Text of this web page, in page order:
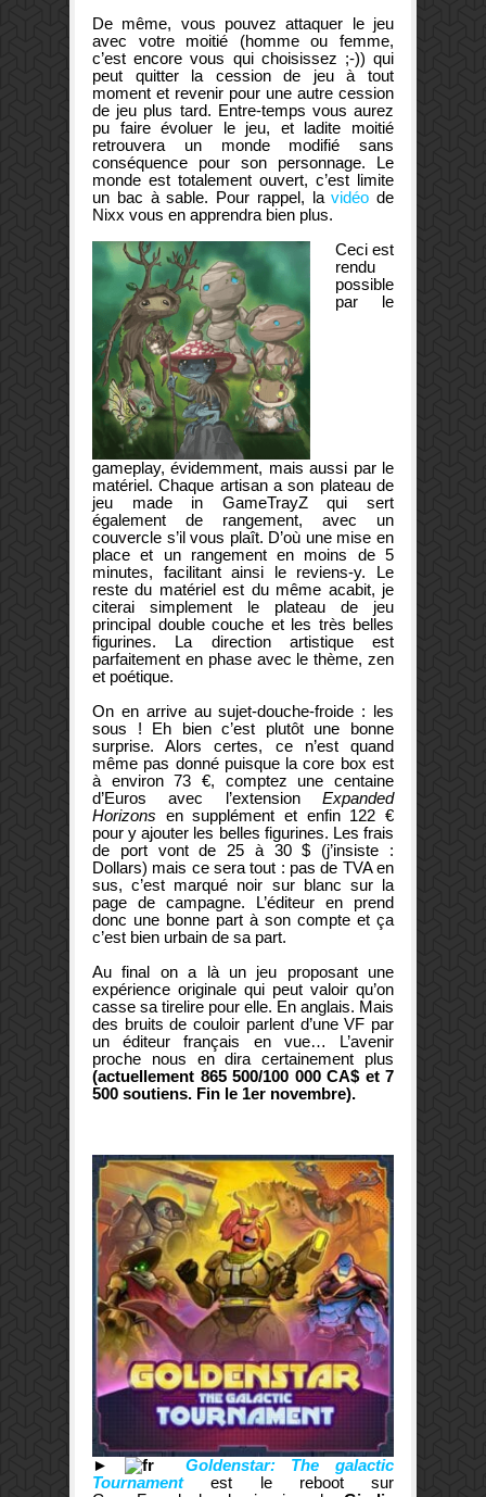
De même, vous pouvez attaquer le jeu
avec votre moitié (homme ou femme,
c’est encore vous qui choisissez ;-)) qui
peut quitter la cession de jeu à tout
moment et revenir pour une autre cession
de jeu plus tard. Entre-temps vous aurez
pu faire évoluer le jeu, et ladite moitié
retrouvera un monde modifié sans
conséquence pour son personnage. Le
monde est totalement ouvert, c’est limite
un bac à sable. Pour rappel, lavidéo de
Nixx vous en apprendra bien plus.
Ceci est
rendu
possible
par le
gameplay, évidemment, mais aussi par le
matériel. Chaque artisan a son plateau de
jeu made in GameTrayZ qui sert
également de rangement, avec un
couvercle s’il vous plaît. D’où une mise en
place et un rangement en moins de 5
minutes, facilitant ainsi le reviens-y. Le
reste du matériel est du même acabit, je
citerai simplement le plateau de jeu
principal double couche et les très belles
figurines. La direction artistique est
parfaitement en phase avec le thème, zen
et poétique.
On en arrive au sujet-douche-froide : les
sous ! Eh bien c’est plutôt une bonne
surprise. Alors certes, ce n’est quand
même pas donné puisque la core box est
à environ 73 €, comptez une centaine
d’Euros avec l’extension Expanded
Horizons en supplément et enfin 122 €
pour y ajouter les belles figurines. Les frais
de port vont de 25 à 30 $ (j’insiste :
Dollars) mais ce sera tout : pas de TVA en
sus, c’est marqué noir sur blanc sur la
page de campagne. L’éditeur en prend
donc une bonne part à son compte et ça
c’est bien urbain de sa part.
Au final on a là un jeu proposant une
expérience originale qui peut valoir qu’on
casse sa tirelire pour elle. En anglais. Mais
des bruits de couloir parlent d’une VF par
un éditeur français en vue… L’avenir
proche nous en dira certainement plus
(actuellement 865 500/100 000 CA$ et 7
500 soutiens. Fin le 1er novembre).
►
Goldenstar: The galactic
Tournamentest le reboot sur